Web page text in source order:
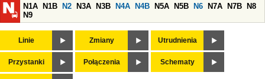
N1A
N1B N2 N3A N3B N4A N4B N5A N5B N6 N7A N7B
N8
N9
Linie Zmiany Utrudnienia
Przystanki Połączenia Schematy